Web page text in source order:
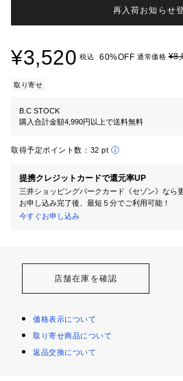
再入荷お知らせ
¥3,520 税込 60%OFF 通常価格
取り寄せ
B.C STOCK
購入合計金額4,990円以上で送料無料
取得予定ポイント数： 32 pt
提携クレジットカードで還元率UP
三井ショッピングパークカード《セゾン》なら
お申し込み完了後、最短５分でご利用可能！
今すぐお申し込み
店舗在庫を確認
価格表示について
取り寄せ商品について
返品交換について